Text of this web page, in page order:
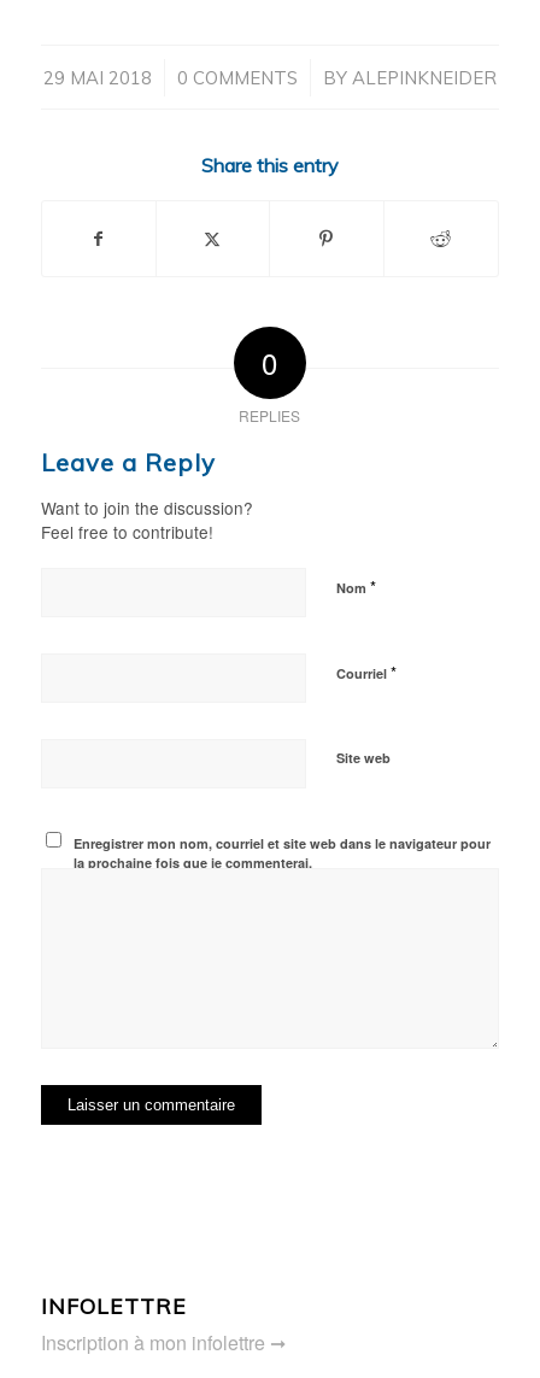
29 MAI 2018
/ 0 COMMENTS
/ BY ALEPINKNEIDER
Share this entry
0
REPLIES
Leave a Reply
Want to join the discussion?
Feel free to contribute!
Nom *
Courriel *
Site web
Enregistrer mon nom, courriel et site web dans le navigateur pour
la prochaine fois que je commenterai.
INFOLETTRE
Inscription à mon infolettre ➞